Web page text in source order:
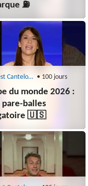
⛽
C'est Canteloup • 100 jours
du monde 2026 :
balles
🇺🇸